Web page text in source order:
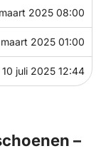
2025 08:00
maart 2025 01:00
10 juli 2025 12:44
–